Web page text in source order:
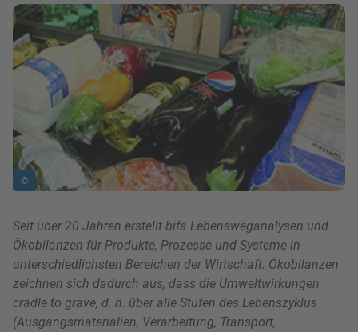
Bild in Lightbox zeigen
©
Seit über 20 Jahren erstellt bifa Lebensweganalysen und
Ökobilanzen für Produkte, Prozesse und Systeme in
unterschiedlichsten Bereichen der Wirtschaft. Ökobilanzen
zeichnen sich dadurch aus, dass die Umweltwirkungen
cradle to grave, d. h. über alle Stufen des Lebenszyklus
(Ausgangsmaterialien, Verarbeitung, Transport,